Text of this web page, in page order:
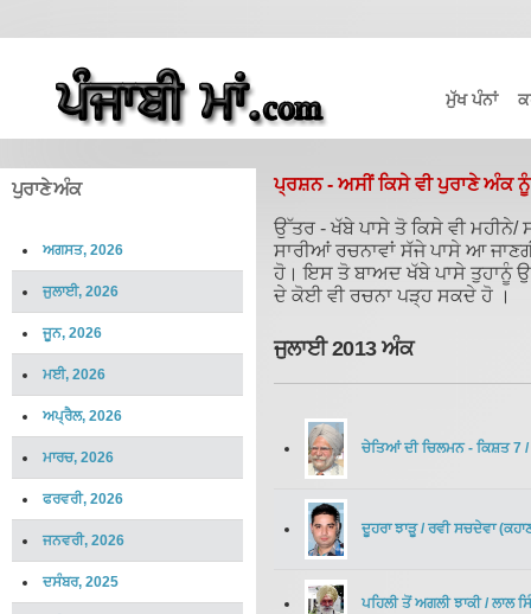
ਮੁੱਖ ਪੰਨਾਂ
ਪੁਰਾਣੇ ਅੰਕ
ਅਗਸਤ, 2026
ਜੁਲਾਈ, 2026
ਜੂਨ, 2026
ਮਈ, 2026
ਅਪ੍ਰੈਲ, 2026
ਮਾਰਚ, 2026
ਫਰਵਰੀ, 2026
ਜਨਵਰੀ, 2026
ਦਸੰਬਰ, 2025
ਪ੍ਰਸ਼ਨ - ਅਸੀਂ ਕਿਸੇ ਵੀ ਪੁਰਾਣੇ ਅੰਕ
ਉੱਤਰ - ਖੱਬੇ ਪਾਸੇ ਤੋ ਕਿਸੇ ਵੀ
ਸਾਰੀਆਂ ਰਚਨਾਵਾਂ ਸੱਜੇ ਪਾਸੇ ਆ
ਹੋ। ਇਸ ਤੋ ਬਾਅਦ ਖੱਬੇ ਪਾਸੇ ਤੁਹਾਨੂੰ
ਦੇ ਕੋਈ ਵੀ ਰਚਨਾ ਪੜ੍ਹ ਸਕਦੇ ਹੋ ।
ਜੁਲਾਈ 2013 ਅੰਕ
ਚੇਤਿਆਂ ਦੀ ਚਿਲਮਨ - ਕਿਸ਼ਤ 7 /
ਦੂਹਰਾ ਝਾੜੂ/ ਰਵੀ ਸਚਦੇਵਾ(
ਪਹਿਲੀ ਤੋਂ ਅਗਲੀ ਝਾਕੀ/ ਲਾਲ